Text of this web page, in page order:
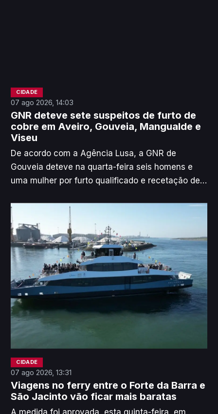
CIDADE
07 ago 2026, 14:03
GNR deteve sete suspeitos de furto de
cobre em Aveiro, Gouveia, Mangualde e
Viseu
De acordo com a Agência Lusa, a GNR de
Gouveia deteve na quarta-feira seis homens e
uma mulher por furto qualificado e recetação de
Viseu e Aveiro, atividade que terá gerado um
lucro estimado superior a 80 mil euros.
CIDADE
07 ago 2026, 13:31
Viagens no ferry entre o Forte da Barra e
São Jacinto vão ficar mais baratas
A medida foi aprovada, esta quinta-feira, em